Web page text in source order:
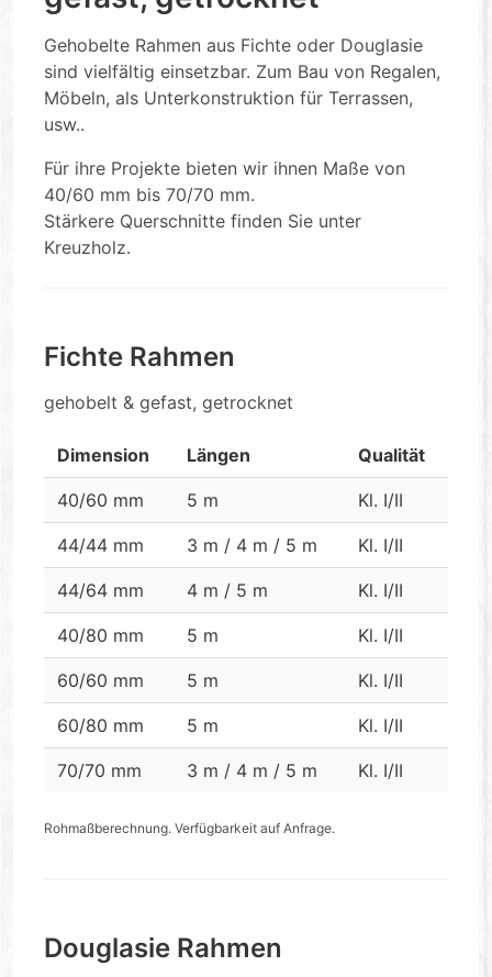
Gehobelte Rahmen aus Fichte oder Douglasie
sind vielfältig einsetzbar. Zum Bau von Regalen,
Möbeln, als Unterkonstruktion für Terrassen,
usw..
Für ihre Projekte bieten wir ihnen Maße von
40/60 mm bis 70/70 mm.
Stärkere Querschnitte finden Sie unter
Kreuzholz.
Fichte Rahmen
gehobelt & gefast, getrocknet
Dimension Längen Qualität
40/60 mm 5 m Kl. I/II
44/44 mm 3 m / 4 m / 5 m Kl. I/II
44/64 mm 4 m / 5 m Kl. I/II
40/80 mm 5 m Kl. I/II
60/60 mm 5 m Kl. I/II
60/80 mm 5 m Kl. I/II
70/70 mm 3 m / 4 m / 5 m Kl. I/II
Rohmaßberechnung. Verfügbarkeit auf Anfrage.
Douglasie Rahmen